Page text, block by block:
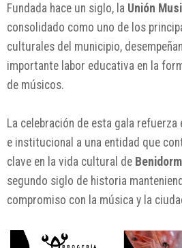
Fundada hace un siglo, la Unión
consolidado como uno de los
culturales del municipio,
importante labor educativa en la
de músicos.
La celebración de esta gala refuerza
e institucional a una entidad que
clave en la vida cultural de Benidorm
segundo siglo de historia
compromiso con la música y la